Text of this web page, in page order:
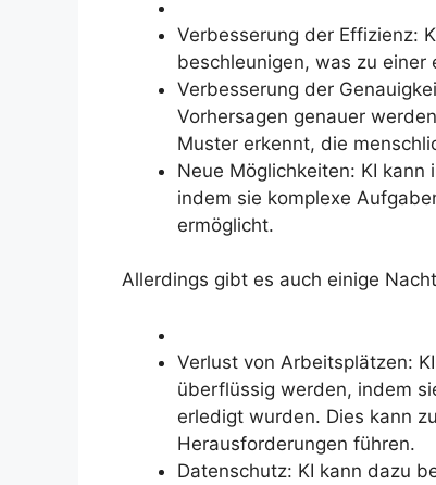
Verbesserung der Effizienz:
beschleunigen, was zu
Verbesserung der
Vorhersagen genauer
Muster erkennt, die
Neue Möglichkeiten: KI kann
indem sie komplexe
ermöglicht.
Allerdings gibt es auch einige
Verlust von Arbeitsplätzen:
überflüssig werden, indem
erledigt wurden. Dies kann
Herausforderungen führen.
Datenschutz: KI kann dazu